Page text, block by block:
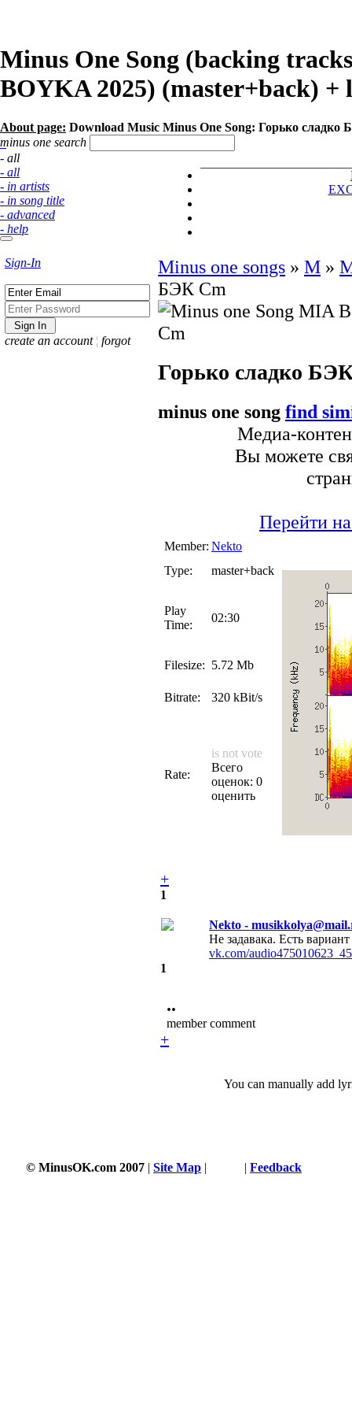
Minus One Song (backing
BOYKA 2025) (master+back) +
About page: Download Music Minus One Song: Горько
minus one search
- all
- all
- in artists
- in song title
- advanced
- help
Sign-In
create an account ¦ forgot
Minus one songs » M »
БЭК Cm
Горько сладко
minus one song find
Медиа-
Вы можете
Перейти
Member: Nekto
Type:
master+back
Play
Time:
02:30
Filesize: 5.72 Mb
Bitrate: 320 kBit/s
Rate:
is not vote
Всего
оценок: 0
оценить
+
1
Nekto -
Не задавака. Есть
vk.com/
1
••
member comment
+
You can manually add
© MinusOK.com 2007 | Site Map | | Feedback